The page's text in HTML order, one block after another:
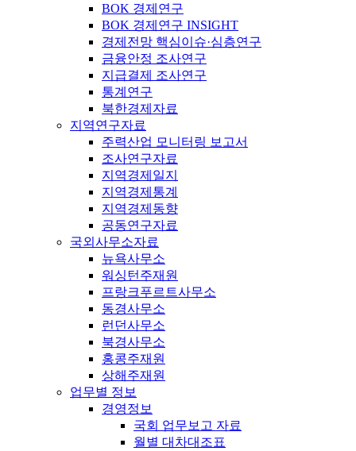
BOK 경제연구
BOK 경제연구 INSIGHT
경제전망 핵심이슈·심층연구
금융안정 조사연구
지급결제 조사연구
통계연구
북한경제자료
지역연구자료
주력산업 모니터링 보고서
조사연구자료
지역경제일지
지역경제통계
지역경제동향
공동연구자료
국외사무소자료
뉴욕사무소
워싱턴주재원
프랑크푸르트사무소
동경사무소
런던사무소
북경사무소
홍콩주재원
상해주재원
업무별 정보
경영정보
국회 업무보고 자료
월별 대차대조표